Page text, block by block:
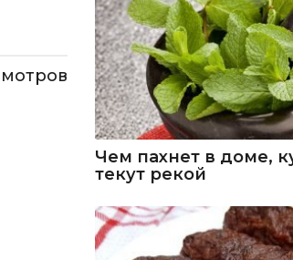
Чем пахнет в доме,
текут рекой